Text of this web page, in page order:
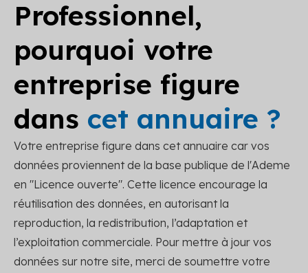
Professionnel,
pourquoi votre
entreprise figure
dans cet annuaire ?
Votre entreprise figure dans cet annuaire car vos
données proviennent de la base publique de l'Ademe
en "Licence ouverte". Cette licence encourage la
réutilisation des données, en autorisant la
reproduction, la redistribution, l’adaptation et
l’exploitation commerciale. Pour mettre à jour vos
données sur notre site, merci de soumettre votre